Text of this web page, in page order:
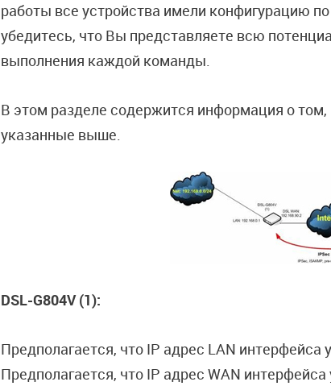
работы все устройства имели конфигурацию
убедитесь, что Вы представляете всю
выполнения каждой команды.
В этом разделе содержится информация о том,
указанные выше.
DSL-G804V (1):
Предполагается, что IP адрес LAN интерфейса
Предполагается, что IP адрес WAN